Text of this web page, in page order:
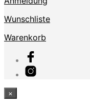
Wunschliste
Warenkorb
×